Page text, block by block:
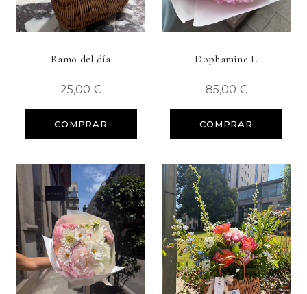
Ramo del día
25,00 €
COMPRAR
Dophamine L
85,00 €
COMPRAR